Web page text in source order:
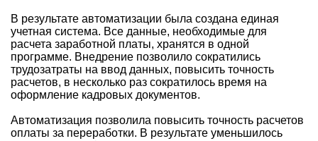
В результате автоматизации была создана единая
учетная система. Все данные, необходимые для
расчета заработной платы, хранятся в одной
программе. Внедрение позволило сократились
трудозатраты на ввод данных, повысить точность
расчетов, в несколько раз сократилось время на
оформление кадровых документов.
Автоматизация позволила повысить точность расчетов
оплаты за переработки. В результате уменьшилось